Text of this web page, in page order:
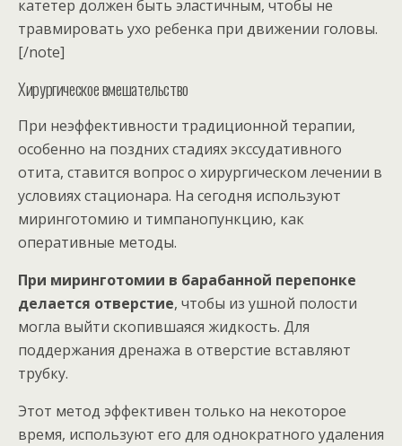
катетер должен быть эластичным, чтобы не
травмировать ухо ребенка при движении головы.
[/note]
Хирургическое вмешательство
При неэффективности традиционной терапии,
особенно на поздних стадиях экссудативного
отита, ставится вопрос о хирургическом лечении в
условиях стационара. На сегодня используют
миринготомию и тимпанопункцию, как
оперативные методы.
При миринготомии в барабанной перепонке
делается отверстие, чтобы из ушной полости
могла выйти скопившаяся жидкость. Для
поддержания дренажа в отверстие вставляют
трубку.
Этот метод эффективен только на некоторое
время, используют его для однократного удаления